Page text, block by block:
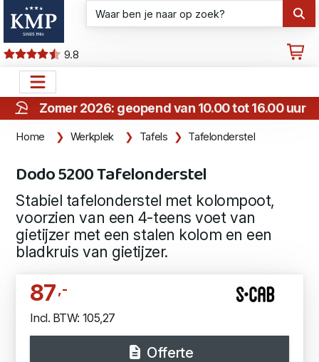
9.8
Zomer 2026: geopend van 10.00 tot 16.00 uur
Home Werkplek Tafels Tafelonderstel
Dodo 5200 Tafelonderstel
Stabiel tafelonderstel met kolompoot,
voorzien van een 4-teens voet van
gietijzer met een stalen kolom en een
bladkruis van gietijzer.
87,-
Incl. BTW: 105,27
Offerte